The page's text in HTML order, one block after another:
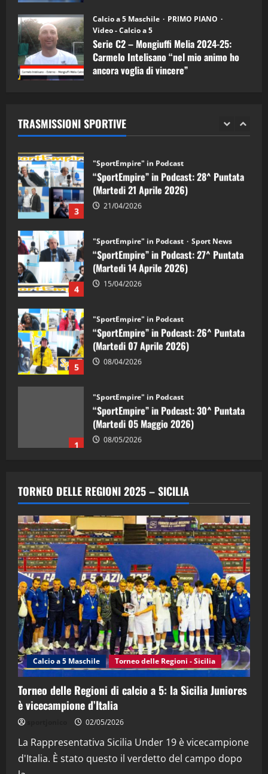
Calcio a 5 Maschile
PRIMO PIANO
Video - Calcio a 5
Serie C2 – Mongiuffi Melia 2024-25:
Carmelo Intelisano “nel mio animo ho
ancora voglia di vincere”
TRASMISSIONI SPORTIVE
1
“SportEmpire” in Podcast: 30^ Puntata
(Martedi 05 Maggio 2026)
08/05/2026
2 28/04/2026
3
"SportEmpire" in Podcast
“SportEmpire” in Podcast: 28^ Puntata
(Martedi 21 Aprile 2026)
21/04/2026
4
"SportEmpire" in Podcast Sport News
“SportEmpire” in Podcast: 27^ Puntata
(Martedi 14 Aprile 2026)
15/04/2026
5
"SportEmpire" in Podcast
“SportEmpire” in Podcast: 26^ Puntata
(Martedi 07 Aprile 2026)
08/04/2026
1
"SportEmpire" in Podcast
“SportEmpire” in Podcast: 30^ Puntata
(Martedi 05 Maggio 2026)
08/05/2026
2
“SportEmpire” in Podcast: 29^ Puntata
(Martedi 28 Aprile 2026)
3
"SportEmpire" in Podcast
“SportEmpire” in Podcast: 28^ Puntata
(Martedi 21 Aprile 2026)
21/04/2026
4
"SportEmpire" in Podcast Sport News
“SportEmpire” in Podcast: 27^ Puntata
(Martedi 14 Aprile 2026)
15/04/2026
"SportEmpire" in Podcast
“SportEmpire” in Podcast: 26^ Puntata
08/04/2026
TORNEO DELLE REGIONI 2025 – SICILIA
Calcio a 5 Maschile Torneo delle Regioni - Sicilia
Torneo delle Regioni di calcio a 5: la Sicilia Juniores
è vicecampione d’Italia
02/05/2026
La Rappresentativa Sicilia Under 19 è vicecampione
d'Italia. È stato questo il verdetto del campo dopo